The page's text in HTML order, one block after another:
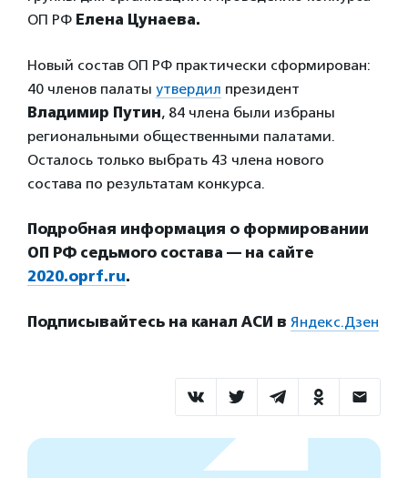
ОП РФ Елена Цунаева.
Новый состав ОП РФ практически сформирован:
40 членов палаты утвердил президент
Владимир Путин, 84 члена были избраны
региональными общественными палатами.
Осталось только выбрать 43 члена нового
состава по результатам конкурса.
Подробная информация о формировании
ОП РФ седьмого состава — на сайте
2020.oprf.ru.
Подписывайтесь на канал АСИ в Яндекс.Дзен